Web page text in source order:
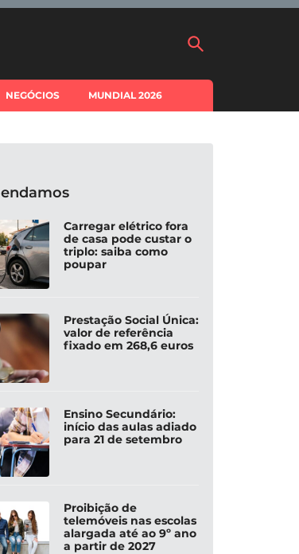
NEGÓCIOS MUNDIAL 2026
Carregar elétrico fora
de casa pode custar o
triplo: saiba como
poupar
Prestação Social Única:
valor de referência
fixado em 268,6 euros
Ensino Secundário:
início das aulas adiado
para 21 de setembro
Proibição de
telemóveis nas escolas
alargada até ao 9º ano
a partir de 2027